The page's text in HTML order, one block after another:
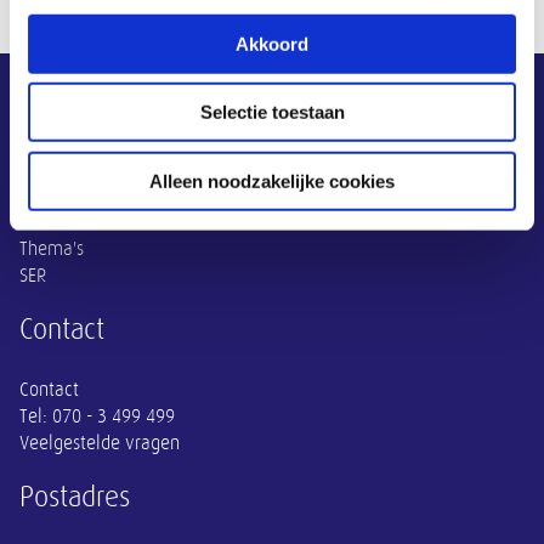
Akkoord
Selectie toestaan
Alleen noodzakelijke cookies
Overige informatie
Thema's
SER
Contact
Contact
Tel: 070 - 3 499 499
Veelgestelde vragen
Postadres